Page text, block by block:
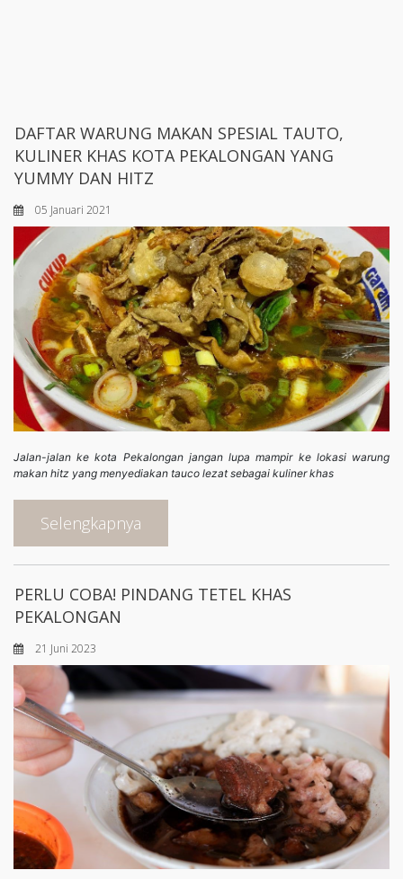
DAFTAR WARUNG MAKAN SPESIAL TAUTO,
KULINER KHAS KOTA PEKALONGAN YANG
YUMMY DAN HITZ
05 Januari 2021
Jalan-jalan ke kota Pekalongan jangan lupa mampir ke lokasi warung
makan hitz yang menyediakan tauco lezat sebagai kuliner khas
Selengkapnya
PERLU COBA! PINDANG TETEL KHAS
PEKALONGAN
21 Juni 2023